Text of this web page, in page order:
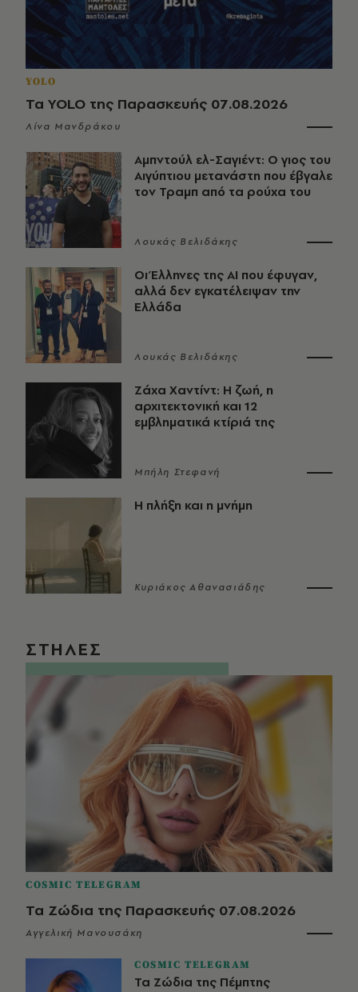
YOLO
Τα YOLO της Παρασκευής 07.08.2026
Λίνα Μανδράκου
Αμπντούλ ελ-Σαγιέντ: Ο γιος του
Αιγύπτιου μετανάστη που έβγαλε
τον Τραμπ από τα ρούχα του
Λουκάς Βελιδάκης
Οι Έλληνες της ΑΙ που έφυγαν,
αλλά δεν εγκατέλειψαν την
Ελλάδα
Λουκάς Βελιδάκης
Ζάχα Χαντίντ: Η ζωή, η
αρχιτεκτονική και 12
εμβληματικά κτίριά της
Μπήλη Στεφανή
Η πλήξη και η μνήμη
Κυριάκος Αθανασιάδης
ΣΤΗΛΕΣ
COSMIC TELEGRAM
Τα Ζώδια της Παρασκευής 07.08.2026
Αγγελική Μανουσάκη
COSMIC TELEGRAM
Τα Ζώδια της Πέμπτης